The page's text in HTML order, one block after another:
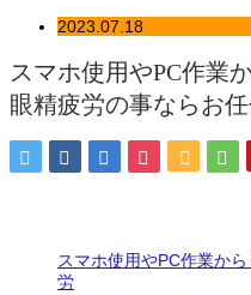
2023.07.18
スマホ使用やPC作業
眼精疲労の事ならお任
スマホ使用やPC作業か
労